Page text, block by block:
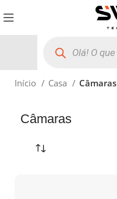
Início Casa Câmaras
Câmaras